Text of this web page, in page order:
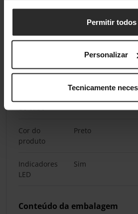
Permitir todos
Personalizar
Tecnicamente
carga)
carga
Design
do cabo
Cor do
produto
Preto
Indicadores
LED
Sim
Conteúdo da embalagem